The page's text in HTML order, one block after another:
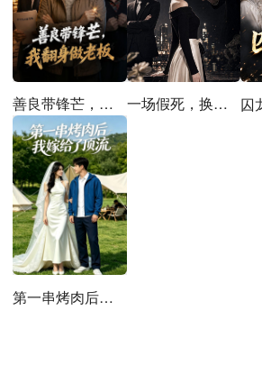
善良带锋芒，我翻身做老板 一场假死，换我清醒
第一串烤肉后，我嫁给了顶流